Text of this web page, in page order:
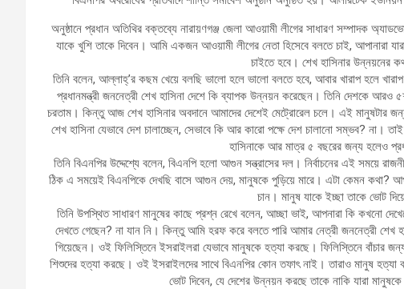
অনুষ্ঠানে প্রধান অতিথির বক্তব্যে নারায়ণগঞ্জ জেলা আওয়ামী লীগের সাধারণ সম্পাদক
যাকে খুশি তাকে দিবেন। আমি একজন আওয়ামী লীগের নেতা হিসেবে বলতে চাই, আপানারা
চাইতে হবে। শেখ হাসিনার উন্নয়নের
তিনি বলেন, আল্লাহ্’র কছম খেয়ে বলছি ভালো হলে ভালো বলতে হবে, আবার খারাপ হলে
প্রধানমন্ত্রী জননেত্রী শেখ হাসিনা দেশে কি ব্যাপক উন্নয়ন করেছেন। তিনি দেশকে আরও
চরতাম। কিন্তু আজ শেখ হাসিনার অবদানে আমাদের দেশেই মেট্রোরেল চলে। এই মানুষটার
শেখ হাসিনা যেভাবে দেশ চালাচ্ছেন, সেভাবে কি আর কারো পক্ষে দেশ চালানো সম্ভব? না।
হাসিনাকে আর মাত্র ৫ বছরের জন্য হলেও
তিনি বিএনপির উদ্দেশ্যে বলেন, বিএনপি হলো আগুন সন্ত্রাসের দল। নির্বাচনের এই সময়ে
ঠিক এ সময়েই বিএনপিকে দেখছি বাসে আগুন দেয়, মানুষকে পুড়িয়ে মারে। এটা কেমন কথা?
চান। মানুষ যাকে ইচ্ছা তাকে ভোট
তিনি উপস্থিত সাধারণ মানুষের কাছে প্রশ্ন রেখে বলেন, আচ্ছা ভাই, আপনারা কি কখনো
দেখতে গেছেন? না যান নি। কিন্তু আমি হরফ করে বলতে পারি আমার নেত্রী জননেত্রী শেখ
গিয়েছেন। ওই ফিলিস্তিনে ইসরাইলরা যেভাবে মানুষকে হত্যা করছে। ফিলিস্তিনে বাঁচার
শিশুদের হত্যা করছে। ওই ইসরাইলদের সাথে বিএনপির কোন তফাৎ নাই। তারাও মানুষ
ভোট দিবেন, যে দেশের উন্নয়ন করছে তাকে নাকি যারা